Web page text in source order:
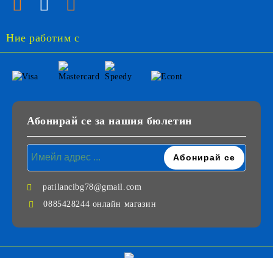
Ние работим с
Абонирай се за нашия бюлетин
patilancibg78@gmail.com
0885428244 онлайн магазин